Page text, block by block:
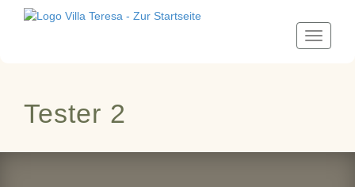
Toggle
Tester 2